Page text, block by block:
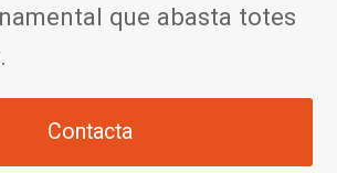
que abasta totes
Contacta